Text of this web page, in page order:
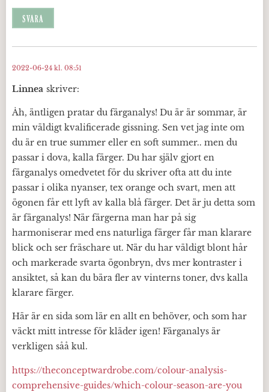
SVARA
Linnea skriver:
2022-06-24 kl. 08:51
Åh, äntligen pratar du färganalys! Du är är sommar, är
min väldigt kvalificerade gissning. Sen vet jag inte om
du är en true summer eller en soft summer.. men du
passar i dova, kalla färger. Du har själv gjort en
färganalys omedvetet för du skriver ofta att du inte
passar i olika nyanser, tex orange och svart, men att
ögonen får ett lyft av kalla blå färger. Det är ju detta som
är färganalys! När färgerna man har på sig
harmoniserar med ens naturliga färger får man klarare
blick och ser fräschare ut. När du har väldigt blont hår
och markerade svarta ögonbryn, dvs mer kontraster i
ansiktet, så kan du bära fler av vinterns toner, dvs kalla
klarare färger.
Här är en sida som lär en allt en behöver, och som har
väckt mitt intresse för kläder igen! Färganalys är
verkligen såå kul.
https://theconceptwardrobe.com/colour-analysis-
comprehensive-guides/which-colour-season-are-you